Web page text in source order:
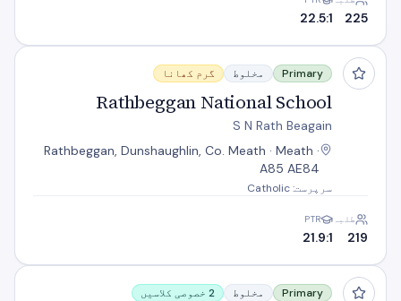
225
22.5:1
Rathbeggan National School
Primary مخلوط گرم کھانا
Rathbeggan National School
S N Rath Beagain
Rathbeggan, Dunshaughlin, Co. Meath · Meath ·
A85 AE84
سرپرست: Catholic
طلبہ
219
PTR
21.9:1
Ratoath Junior N S
Primary مخلوط 2 خصوصی کلاسیں